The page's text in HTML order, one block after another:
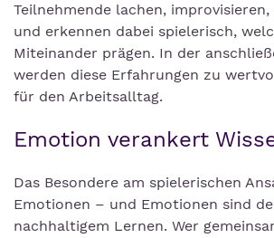
Teilnehmende lachen,
und erkennen dabei spielerisch,
Miteinander prägen. In der
werden diese Erfahrungen zu
für den Arbeitsalltag.
Emotion verankert
Das Besondere am spielerischen
Emotionen – und Emotionen sind
nachhaltigem Lernen. Wer